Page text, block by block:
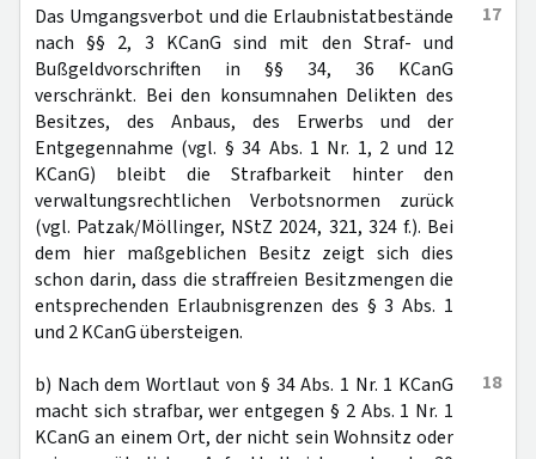
17
Das Umgangsverbot und die Erlaubnistatbestände
nach §§ 2, 3 KCanG sind mit den Straf- und
Bußgeldvorschriften in §§ 34, 36 KCanG
verschränkt. Bei den konsumnahen Delikten des
Besitzes, des Anbaus, des Erwerbs und der
Entgegennahme (vgl. § 34 Abs. 1 Nr. 1, 2 und 12
KCanG) bleibt die Strafbarkeit hinter den
verwaltungsrechtlichen Verbotsnormen zurück
(vgl. Patzak/Möllinger, NStZ 2024, 321, 324 f.). Bei
dem hier maßgeblichen Besitz zeigt sich dies
schon darin, dass die straffreien Besitzmengen die
entsprechenden Erlaubnisgrenzen des § 3 Abs. 1
und 2 KCanG übersteigen.
18
b) Nach dem Wortlaut von § 34 Abs. 1 Nr. 1 KCanG
macht sich strafbar, wer entgegen § 2 Abs. 1 Nr. 1
KCanG an einem Ort, der nicht sein Wohnsitz oder